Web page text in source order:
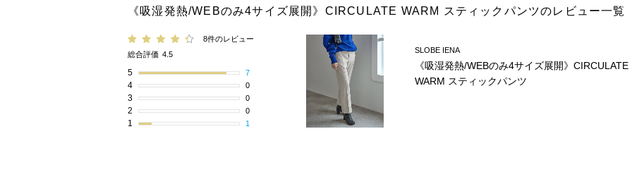
《吸湿発熱/WEBのみ4サイズ展開》CIRCULATE WARM スティックパンツのレビュー一覧
8件のレビュー
総合評価 4.5
5 7
4 0
3 0
2 0
1 1
SLOBE IENA
《吸湿発熱/WEBのみ4サイズ展開》CIRCULATE
WARM スティックパンツ